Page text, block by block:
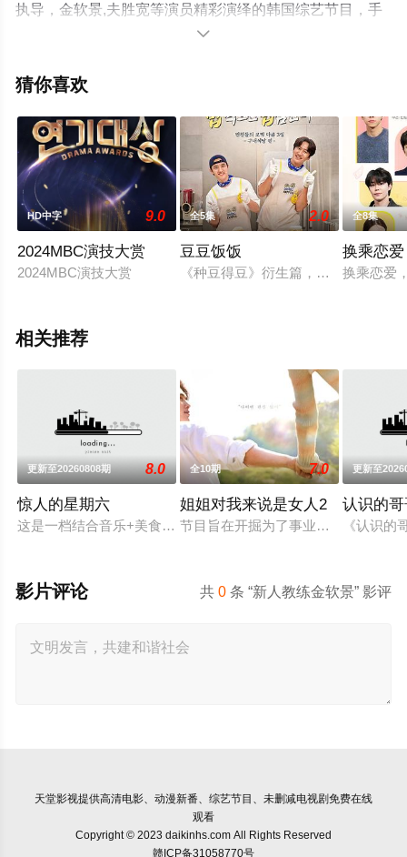
执导，金软景,夫胜宽等演员精彩演绎的韩国综艺节目，手
机免费观看高清无删减完整版综艺节目就上天堂电影网，
了解。

猜你喜欢
HD中字 9.0
2024MBC演技大赏
2024MBC演技大赏
全5集 2.0
豆豆饭饭
《种豆得豆》衍生篇，外传之《豆
全8集
换乘恋
换乘恋爱
相关推荐
更新至20260808期 8.0
惊人的星期六
这是一档结合音乐+美食+答题的新综艺。由申东烨、SHINee
全10期 7.0
姐姐对我来说是女人2
节目旨在开掘为了事业而度过激烈的
更新至
认识的
《认识
共0 条 “新人教练金软景” 影评
影片评论
天堂影视提供高清电影、动漫新番、综艺节目、未删减电视剧免费在线
观看
Copyright © 2023 daikinhs.com All Rights Reserved
赣ICP备31058770号